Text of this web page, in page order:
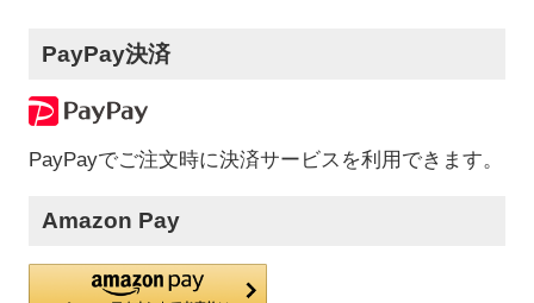
PayPay決済
PayPayでご注文時に決済サービスを利用できます。
Amazon Pay